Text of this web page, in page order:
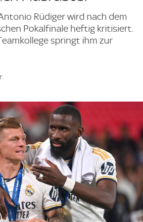
Rüdiger wird nach dem
Pokalfinale heftig kritisiert.
springt ihm zur